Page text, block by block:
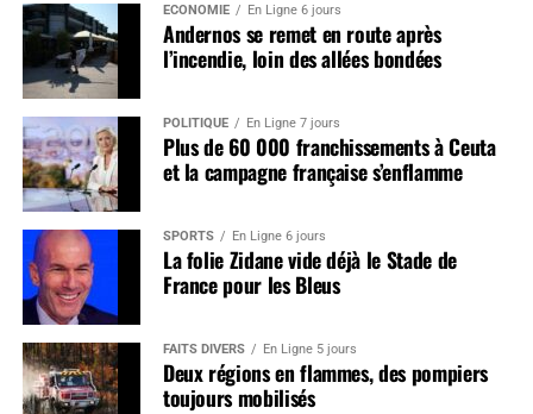
ÉCONOMIE En Ligne 6 jours
Andernos se remet en route après
l’incendie, loin des allées bondées
POLITIQUE En Ligne 7 jours
Plus de 60 000 franchissements à Ceuta
et la campagne française s’enflamme
SPORTS En Ligne 6 jours
La folie Zidane vide déjà le Stade de
France pour les Bleus
FAITS DIVERS En Ligne 5 jours
Deux régions en flammes, des pompiers
toujours mobilisés